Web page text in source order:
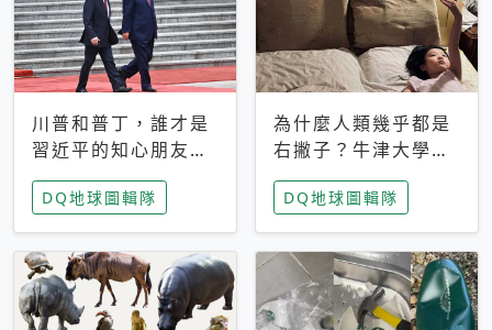
川普和普丁，誰才是
習近平的知心朋友？
專家：外交話語權掌
握在北京手中
DQ地球圖輯隊
為什麼人類幾乎都是
右撇子？牛津大學：
直立行走、腦容量擴
張成演化關鍵
DQ地球圖輯隊